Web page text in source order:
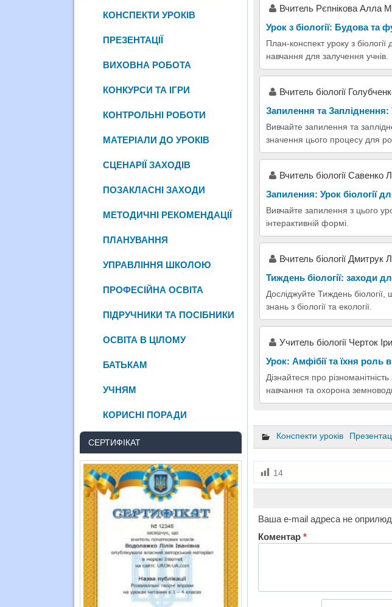
Вчитель Рєпнікова Алла
Урок з біології: Будова та
План-конспект уроку з
навчання для залучення учнів.
Вчитель біології
Запилення та
Вивчайте запилення та
значення цього процесу для
Вчитель біології
Запилення: Урок біології
Вивчайте запилення з цього
інтерактивній формі.
Вчитель біології
Тиждень біології: заходи
Досліджуйте Тиждень
знань з біології та екології.
Учитель біології Черток
Урок: Амфібії та їхня роль
Дізнайтеся про
навчання та охорона
Конспекти уроків
14
Ваша e-mail адреса не
Коментар *
КОНСПЕКТИ УРОКІВ
ПРЕЗЕНТАЦІЇ
ВИХОВНА РОБОТА
КОНКУРСИ ТА ІГРИ
КОНТРОЛЬНІ РОБОТИ
МАТЕРІАЛИ ДО УРОКІВ
СЦЕНАРІЇ ЗАХОДІВ
ПОЗАКЛАСНІ ЗАХОДИ
МЕТОДИЧНІ РЕКОМЕНДАЦІЇ
ПЛАНУВАННЯ
УПРАВЛІННЯ ШКОЛОЮ
ПРОФЕСІЙНА ОСВІТА
ПІДРУЧНИКИ ТА ПОСІБНИКИ
ОСВІТА В ЦІЛОМУ
БАТЬКАМ
УЧНЯМ
КОРИСНІ ПОРАДИ
СЕРТИФІКАТ